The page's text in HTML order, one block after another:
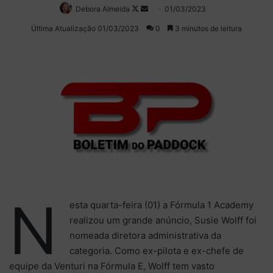
Debora Almeida
Follow
on
Mande
um
01/03/2023
Última Atualização 01/03/2023 0 3 minutos de leitura
N
esta quarta-feira (01) a Fórmula 1 Academy
realizou um grande anúncio, Susie Wolff foi
nomeada diretora administrativa da
categoria. Como ex-pilota e ex-chefe de
equipe da Venturi na Fórmula E, Wolff tem vasto